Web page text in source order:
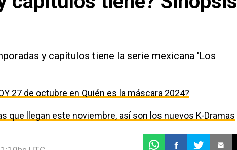
y capítulos tiene la serie mexicana 'Los
27 de octubre en Quién es la máscara 2024?
que llegan este noviembre, así son los nuevos K-Dramas